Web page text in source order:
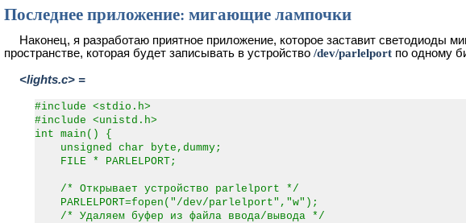
Последнее приложение: мигающие лампочки
Наконец, я разработаю приятное приложение, которое заставит светодиоды
пространстве, которая будет записывать в устройство /dev/parlelport по одному
<lights.c> =
#include <stdio.h>
#include <unistd.h>
int main() {
unsigned char byte,dummy;
FILE * PARLELPORT;
/* Открывает устройство parlelport */
PARLELPORT=fopen("/dev/parlelport","w");
/* Удаляем буфер из файла ввода/вывода */